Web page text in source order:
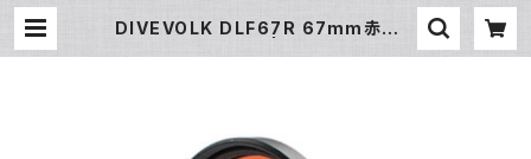
DIVEVOLK DLF67R 67mm赤色フ